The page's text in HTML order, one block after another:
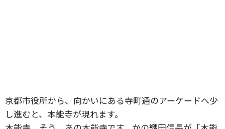
京都市役所から、向かいにある寺町通のアーケードへ少
し進むと、本能寺が現れます。